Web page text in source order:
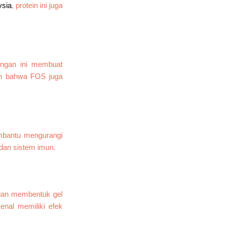
, protein ini juga
ini membuat
bahwa FOS juga
mengurangi
sistem imun.
membentuk gel
memiliki efek